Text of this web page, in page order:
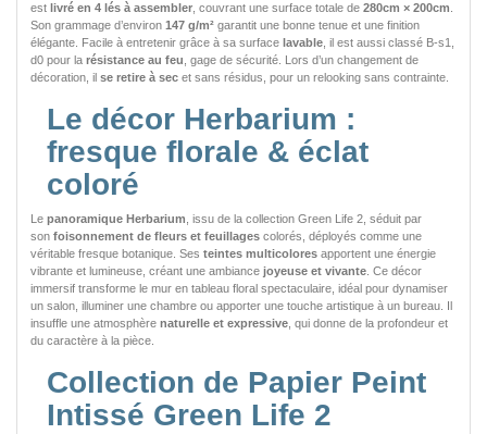
est livré en 4 lés à assembler, couvrant une surface totale de 280cm × 200cm.
Son grammage d’environ 147 g/m² garantit une bonne tenue et une finition
élégante. Facile à entretenir grâce à sa surface lavable, il est aussi classé B-s1,
d0 pour la résistance au feu, gage de sécurité. Lors d’un changement de
décoration, il se retire à sec et sans résidus, pour un relooking sans contrainte.
Le décor Herbarium :
fresque florale & éclat
coloré
Le panoramique Herbarium, issu de la collection Green Life 2, séduit par
son foisonnement de fleurs et feuillages colorés, déployés comme une
véritable fresque botanique. Ses teintes multicolores apportent une énergie
vibrante et lumineuse, créant une ambiance joyeuse et vivante. Ce décor
immersif transforme le mur en tableau floral spectaculaire, idéal pour dynamiser
un salon, illuminer une chambre ou apporter une touche artistique à un bureau. Il
insuffle une atmosphère naturelle et expressive, qui donne de la profondeur et
du caractère à la pièce.
Collection de Papier Peint
Intissé Green Life 2